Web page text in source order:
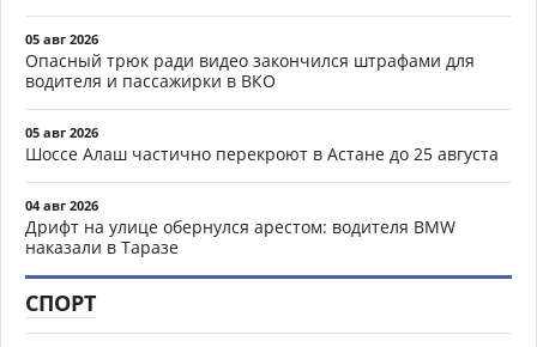
05 авг 2026
Опасный трюк ради видео закончился штрафами для
водителя и пассажирки в ВКО
05 авг 2026
Шоссе Алаш частично перекроют в Астане до 25 августа
04 авг 2026
Дрифт на улице обернулся арестом: водителя BMW
наказали в Таразе
СПОРТ